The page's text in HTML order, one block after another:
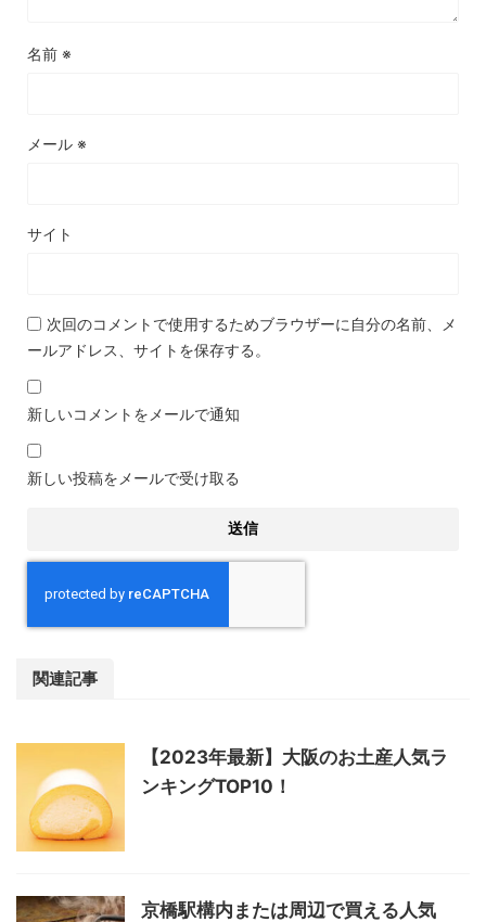
名前 ※
メール ※
サイト
次回のコメントで使用するためブラウザーに自分の名前、メ
ールアドレス、サイトを保存する。
新しいコメントをメールで通知
新しい投稿をメールで受け取る
関連記事
【2023年最新】大阪のお土産人気ラ
ンキングTOP10！
京橋駅構内または周辺で買える人気